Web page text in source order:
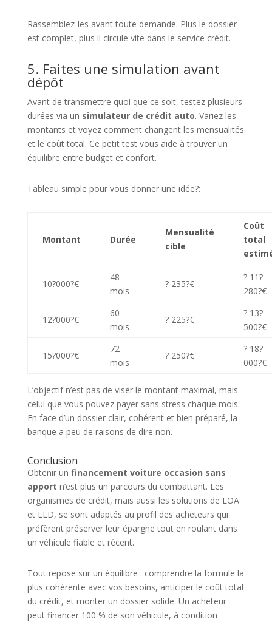
Rassemblez-les avant toute demande. Plus le dossier
est complet, plus il circule vite dans le service crédit.
5. Faites une simulation avant
dépôt
Avant de transmettre quoi que ce soit, testez plusieurs
durées via un simulateur de crédit auto. Variez les
montants et voyez comment changent les mensualités
et le coût total. Ce petit test vous aide à trouver un
équilibre entre budget et confort.
Tableau simple pour vous donner une idée?:
Montant Durée
Mensualité
cible
Coût
total
10?000?€
48
mois
? 235?€
? 11?
280?€
12?000?€
60
mois
? 225?€
? 13?
500?€
15?000?€
72
mois
? 250?€
? 18?
000?€
L’objectif n’est pas de viser le montant maximal, mais
celui que vous pouvez payer sans stress chaque mois.
En face d’un dossier clair, cohérent et bien préparé, la
banque a peu de raisons de dire non.
Conclusion
Obtenir un financement voiture occasion sans
apport n’est plus un parcours du combattant. Les
organismes de crédit, mais aussi les solutions de LOA
et LLD, se sont adaptés au profil des acheteurs qui
préfèrent préserver leur épargne tout en roulant dans
un véhicule fiable et récent.
Tout repose sur un équilibre : comprendre la formule la
plus cohérente avec vos besoins, anticiper le coût total
du crédit, et monter un dossier solide. Un acheteur
peut financer 100 % de son véhicule, à condition